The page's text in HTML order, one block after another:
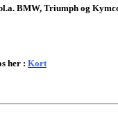
BMW, Triumph og
her : Kort